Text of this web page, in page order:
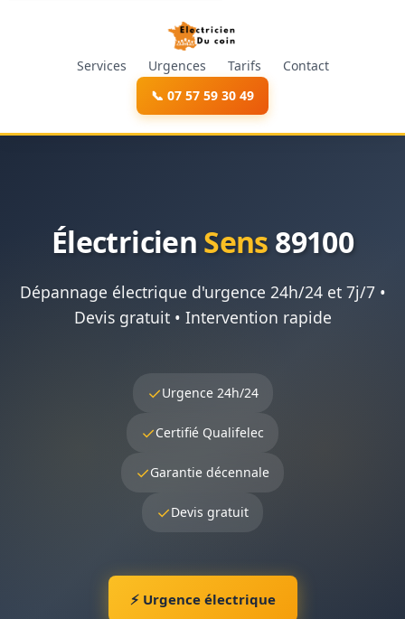
Services Urgences Tarifs
Contact
📞 07 57 59 30 49
Électricien Sens 89100
Dépannage électrique d'urgence 24h/24 et 7j/7 •
Devis gratuit • Intervention rapide
✓Urgence 24h/24
✓Certifié Qualifelec
✓Garantie décennale
✓Devis gratuit
⚡ Urgence électrique